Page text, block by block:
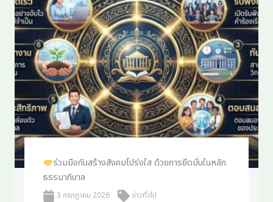
ร่วมมือกันสร้างสังคมโปร่งใส ด้วยการยึดมั่นในหลัก
ธรรมาภิบาล
3 กรกฎาคม 2026 ข่าวทั่วไป